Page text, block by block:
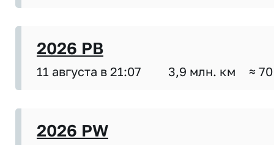
2026 PB
11 августа в 21:07 3,9 млн. км ≈
2026 PW